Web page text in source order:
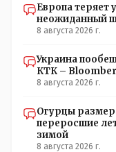
Европа теряет
неожиданный
8 августа 2026 г.
Украина
КТК –
8 августа 2026 г.
Огурцы
переросшие
зимой
8 августа 2026 г.